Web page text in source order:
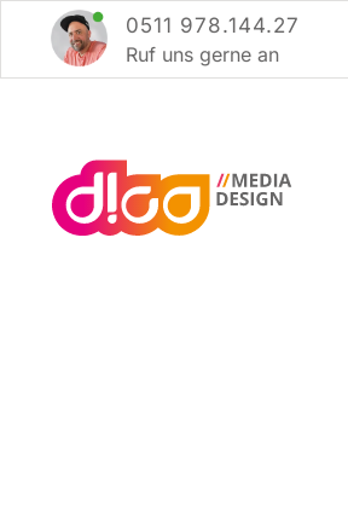
Inhalt
springen
0511 978.144.27
Ruf uns ger­ne an